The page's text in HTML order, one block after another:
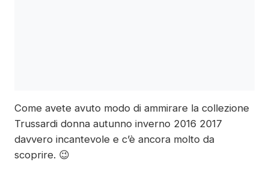
Come avete avuto modo di ammirare la collezione
Trussardi donna autunno inverno 2016 2017
davvero incantevole e c’è ancora molto da
scoprire. 😉